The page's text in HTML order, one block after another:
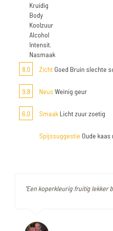
Kruidig
Body
Koolzuur
Alcohol
Intensit.
Nasmaak
8,0
Zicht Goed Bruin slechte
9,8 Neus Weinig geur
6,0 Smaak Licht zuur zoetig
Spijssuggestie Oude
"Een koperkleurig fruitig lekker